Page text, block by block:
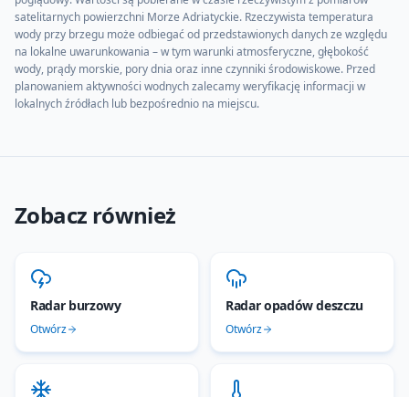
satelitarnych powierzchni Morze Adriatyckie. Rzeczywista temperatura
wody przy brzegu może odbiegać od przedstawionych danych ze względu
na lokalne uwarunkowania – w tym warunki atmosferyczne, głębokość
wody, prądy morskie, pory dnia oraz inne czynniki środowiskowe. Przed
planowaniem aktywności wodnych zalecamy weryfikację informacji w
lokalnych źródłach lub bezpośrednio na miejscu.
Zobacz również
Radar burzowy
Otwórz
Radar opadów deszczu
Otwórz